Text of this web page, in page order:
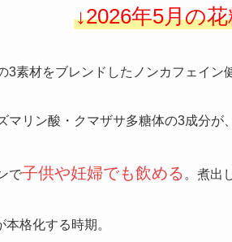
↓2026年5月の
3素材をブレンドしたノンカフェイン
マリン酸・クマザサ多糖体の3成分が
で子供や妊婦でも飲める 。煮出
格化する時期。